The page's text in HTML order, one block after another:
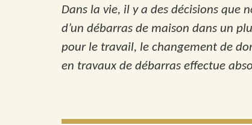
Dans la vie, il y a des décisions que
d’un débarras de maison dans un
pour le travail, le changement de
en travaux de débarras effectue